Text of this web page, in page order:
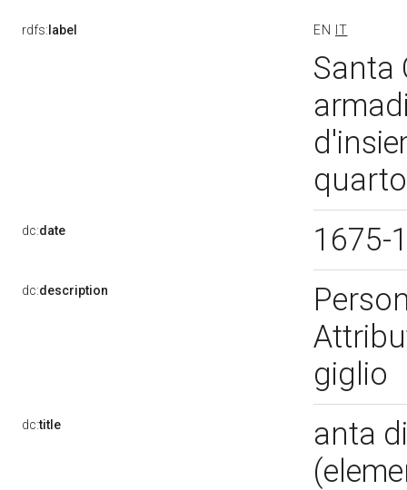
rdfs: label EN IT
Santa
dc:date 1675-
dc:description
giglio
dc:title
anta